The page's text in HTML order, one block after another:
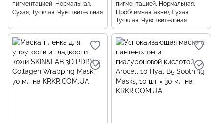
пигментацией, Нормальная,
Сухая, Тусклая, Чувствительная
пигментацией, Нормальная,
Проблемная (акне), Сухая,
Тусклая, Чувствительная